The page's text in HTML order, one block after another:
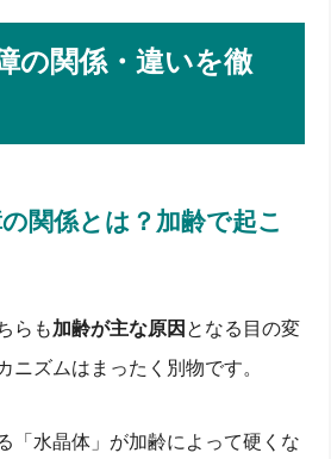
の関係・違いを徹
関係とは？加齢で起こ
らも加齢が主な原因 となる目の変
ニズムはまったく別物です。
「水晶体」が加齢によって硬くな